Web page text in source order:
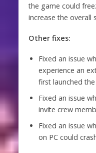
the game could
increase the overall
Other fixes:
Fixed an issue
experience an
first launched
Fixed an issue
invite crew
Fixed an issue
on PC could